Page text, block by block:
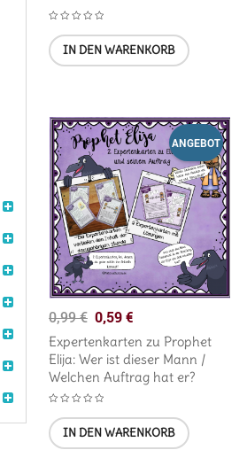
IN DEN WARENKORB
ANGEBOT
0,99€ 0,59€
Expertenkarten zu Prophet
Elija: Wer ist dieser Mann /
Welchen Auftrag hat er?
IN DEN WARENKORB